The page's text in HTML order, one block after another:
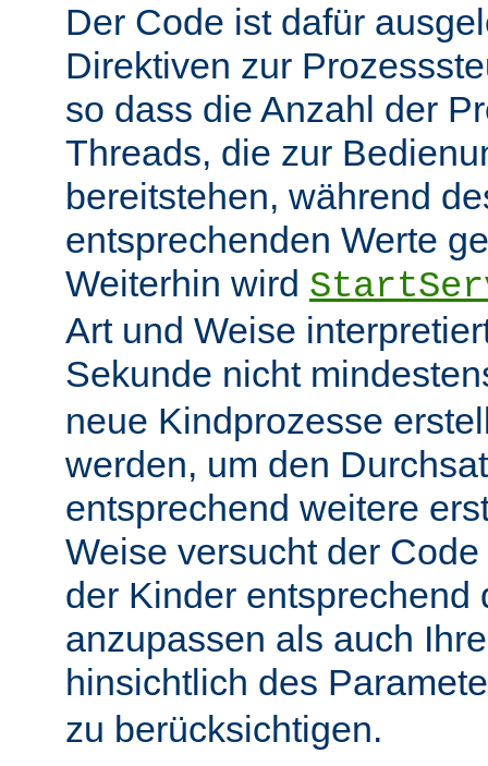
Der Code ist dafür
Direktiven zur
so dass die Anzahl der
Threads, die zur
bereitstehen, während
entsprechenden Werte
Weiterhin wird
Art und Weise
Sekunde nicht
neue Kindprozesse
werden, um den
entsprechend weitere
Weise versucht der
der Kinder entsprechend
anzupassen als auch
hinsichtlich des
zu berücksichtigen.